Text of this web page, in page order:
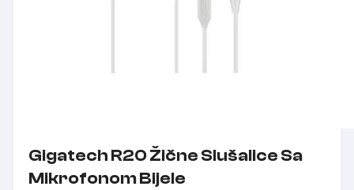
Gigatech R20 Žične Slušalice Sa
Mikrofonom Bijele